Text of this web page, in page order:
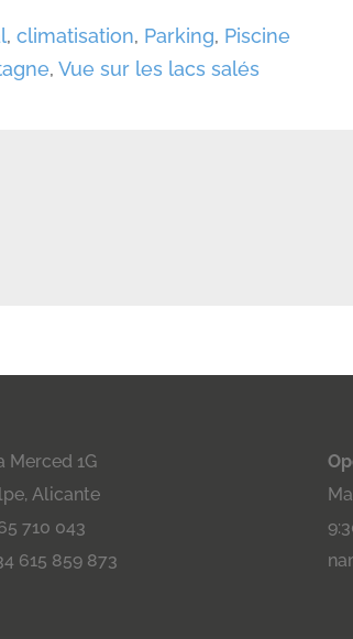
,climatisation, Parking, Piscine
,Vue sur les lacs salés
Merced 1G
Alicante
710 043
615 859 873